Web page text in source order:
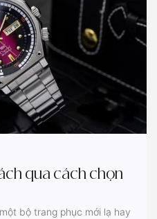
qua cách chọn
bộ trang phục mới lạ hay